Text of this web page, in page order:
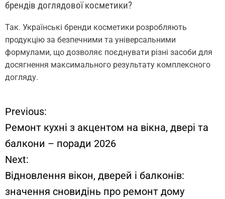
брендів доглядової косметики?
Так. Українські бренди косметики розробляють
продукцію за безпечними та універсальними
формулами, що дозволяє поєднувати різні засоби для
досягнення максимального результату комплексного
догляду.
Н
а
в
и
Previous:
Ремонт кухні з акцентом на вікна, двері та
балкони – поради 2026
Next:
Відновлення вікон, дверей і балконів:
значення сновидінь про ремонт дому